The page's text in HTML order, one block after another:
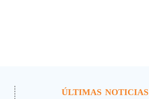
ÚLTIMAS NOTICIAS